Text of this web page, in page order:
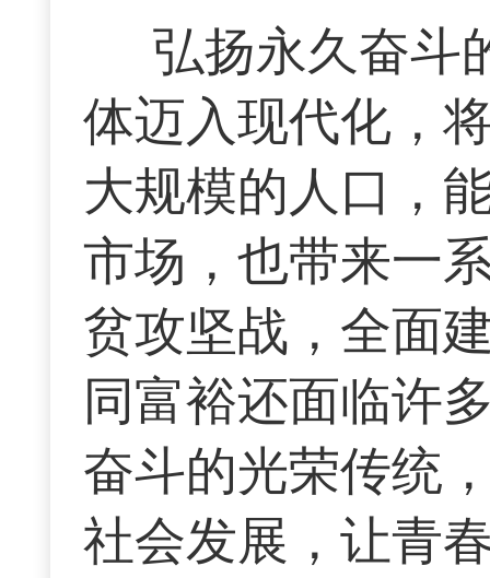
弘扬永久奋斗
体迈入现代化，
大规模的人口，
市场，也带来一
贫攻坚战，全面
同富裕还面临许
奋斗的光荣传统
社会发展，让青